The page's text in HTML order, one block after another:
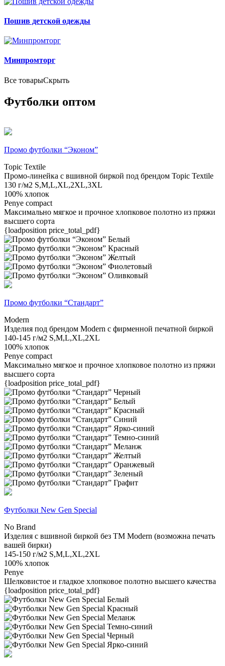
Пошив детской одежды
Минпромторг
Все товарыСкрыть
Футболки оптом
Промо футболки “Эконом”
Topic Textile
Промо-линейка с вшивной биркой под брендом Topic Textile
130 г/м2 S,M,L,XL,2XL,3XL
100% хлопок
Penye compact
Максимально мягкое и прочное хлопковое полотно из пряжи
высшего сорта
{loadposition price_total_pdf}
Промо футболки “Стандарт”
Modern
Изделия под брендом Modern с фирменной печатной биркой
140-145 г/м2 S,M,L,XL,2XL
100% хлопок
Penye compact
Максимально мягкое и прочное хлопковое полотно из пряжи
высшего сорта
{loadposition price_total_pdf}
Футболки New Gen Special
No Brand
Изделия с вшивной биркой без TM Modern (возможна печать
вашей бирки)
145-150 г/м2 S,M,L,XL,2XL
100% хлопок
Penye
Шелковистое и гладкое хлопковое полотно высшего качества
{loadposition price_total_pdf}